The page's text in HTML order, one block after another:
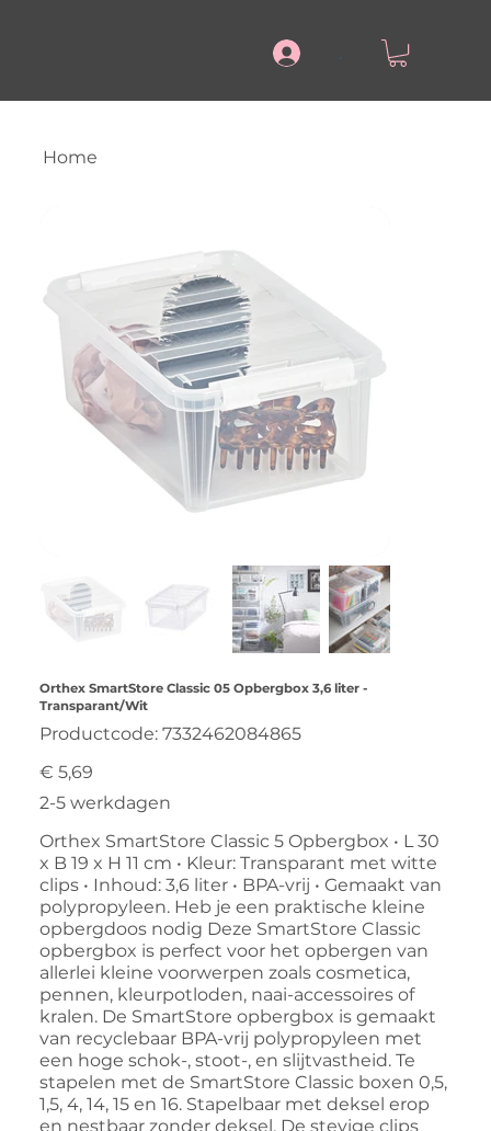
.
Home
Orthex SmartStore Classic 05 Opbergbox 3,6 liter -
Transparant/Wit
Productcode: Productcode
7332462084865
7332462084865
Prijs
€ 5,69
2-5 werkdagen
Orthex SmartStore Classic 5 Opbergbox • L 30
x B 19 x H 11 cm • Kleur: Transparant met witte
clips • Inhoud: 3,6 liter • BPA-vrij • Gemaakt van
polypropyleen. Heb je een praktische kleine
opbergdoos nodig Deze SmartStore Classic
opbergbox is perfect voor het opbergen van
allerlei kleine voorwerpen zoals cosmetica,
pennen, kleurpotloden, naai-accessoires of
kralen. De SmartStore opbergbox is gemaakt
van recyclebaar BPA-vrij polypropyleen met
een hoge schok-, stoot-, en slijtvastheid. Te
stapelen met de SmartStore Classic boxen 0,5,
1,5, 4, 14, 15 en 16. Stapelbaar met deksel erop
en nestbaar zonder deksel. De stevige clips